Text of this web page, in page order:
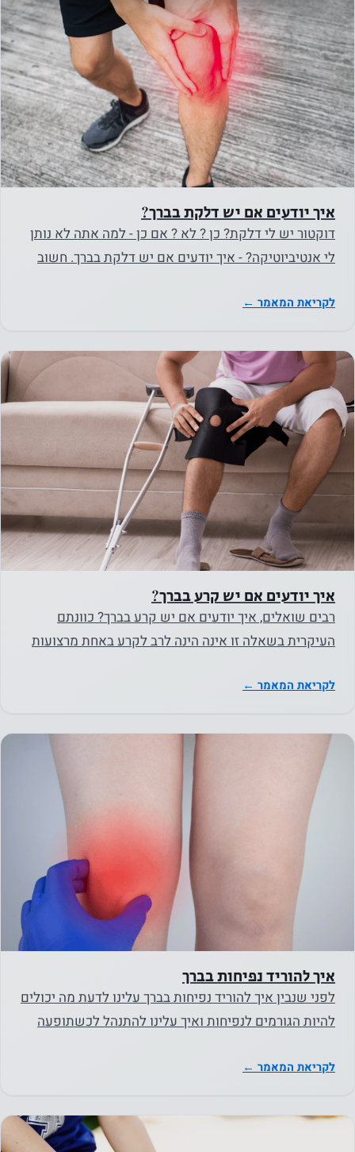
איך יודעים אם יש דלקת בברך?
דוקטור יש לי דלקת? כן ? לא ? אם כן - למה אתה לא נותן
לי אנטיביוטיקה? - איך יודעים אם יש דלקת בברך. חשוב
לקריאת המאמר ←
איך יודעים אם יש קרע בברך?
רבים שואלים, איך יודעים אם יש קרע בברך? כוונתם
העיקרית בשאלה זו אינה הינה לרב לקרע באחת מרצועות
לקריאת המאמר ←
איך להוריד נפיחות בברך
לפני שנבין איך להוריד נפיחות בברך עלינו לדעת מה יכולים
להיות הגורמים לנפיחות ואיך עלינו להתנהל לכשתופעה
לקריאת המאמר ←
נחוץ
עוגיות אלו
אינן
אופציונליות.
הם נחוצים
כדי שהאתר
יפעל.
סטטיסטיקה
על מנת שנוכל
האתר, על
באתר.
חווית
המשתמש
על מנת
שהאתר
שלנו יתפקד
הטובה
ביותר
במהלך
פונקציונליות
מסוימת